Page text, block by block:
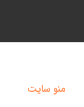
منو سایت